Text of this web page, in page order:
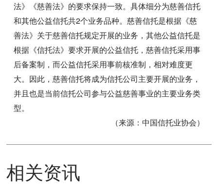
法》《慈善法》的要求保持一致。具体细分为慈善信托
和其他公益信托共2个业务品种。慈善信托是根据《慈
善法》关于慈善信托规定开展的业务，其他公益信托是
根据《信托法》要求开展的公益信托，慈善信托采用事
后备案制，而公益信托采用事前核准制，相对难度更
大。因此，慈善信托将成为信托公司主要开展的业务，
并且也是当前信托公司参与公益慈善事业的主要业务类
型。
（来源：中国信托业协会）
相关资讯